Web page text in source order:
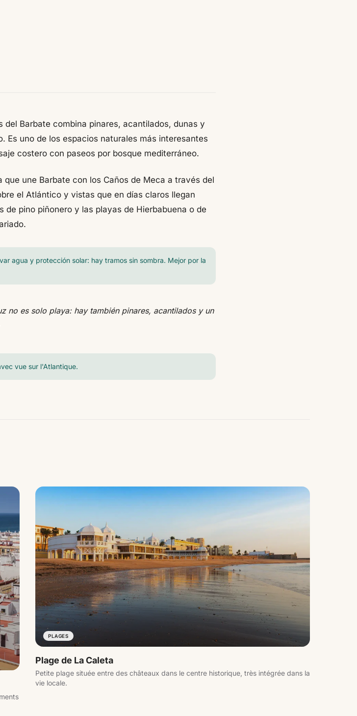
del Barbate combina pinares, acantilados, dunas y
Es uno de los espacios naturales más interesantes
costero con paseos por bosque mediterráneo.
une Barbate con los Caños de Meca a través del
el Atlántico y vistas que en días claros llegan
de pino piñonero y las playas de Hierbabuena o de
agua y protección solar: hay tramos sin sombra. Mejor por la
no es solo playa: hay también pinares, acantilados y un
vue sur l'Atlantique.
PLAGES
Plage de La Caleta
Petite plage située entre des châteaux dans le centre historique, très intégrée dans la
vie locale.